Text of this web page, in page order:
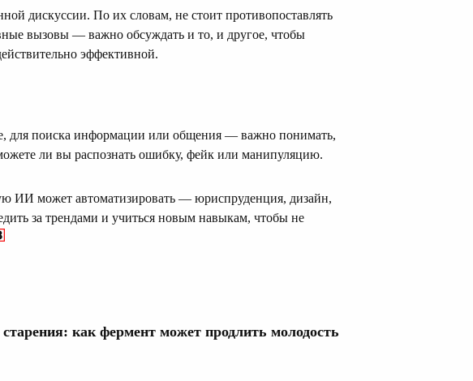
дискуссии. По их словам, не стоит противопоставлять
вызовы — важно обсуждать и то, и другое, чтобы
эффективной.
для поиска информации или общения — важно понимать,
ли вы распознать ошибку, фейк или манипуляцию.
ИИ может автоматизировать — юриспруденция, дизайн,
за трендами и учиться новым навыкам, чтобы не
как фермент может продлить молодость